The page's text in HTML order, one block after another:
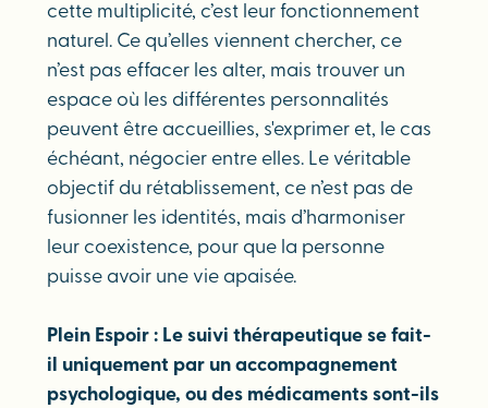
cette multiplicité, c’est leur fonctionnement
naturel. Ce qu’elles viennent chercher, ce
n’est pas effacer les alter, mais trouver un
espace où les différentes personnalités
peuvent être accueillies, s'exprimer et, le cas
échéant, négocier entre elles. Le véritable
objectif du rétablissement, ce n’est pas de
fusionner les identités, mais d’harmoniser
leur coexistence, pour que la personne
puisse avoir une vie apaisée.
Plein Espoir : Le suivi thérapeutique se fait-
il uniquement par un accompagnement
psychologique, ou des médicaments sont-ils